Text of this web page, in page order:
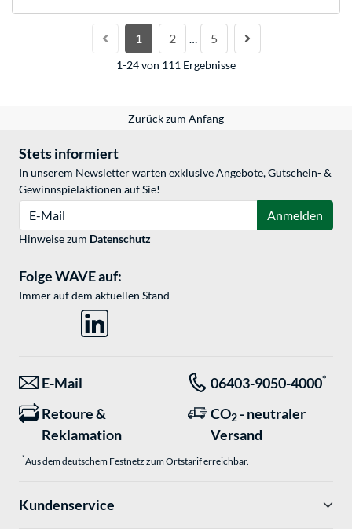
1 2 … 5
1-24 von 111 Ergebnisse
Zurück zum Anfang
Stets informiert
In unserem Newsletter warten exklusive Angebote, Gutschein- &
Gewinnspielaktionen auf Sie!
Anmelden
Hinweise zum Datenschutz
Folge WAVE auf:
Immer auf dem aktuellen Stand
E-Mail 06403-9050-4000*
Retoure &
Reklamation
CO2 - neutraler
Versand
*Aus dem deutschem Festnetz zum Ortstarif erreichbar.
Kundenservice